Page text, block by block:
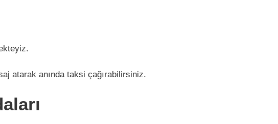
atarak anında taksi çağırabilirsiniz.